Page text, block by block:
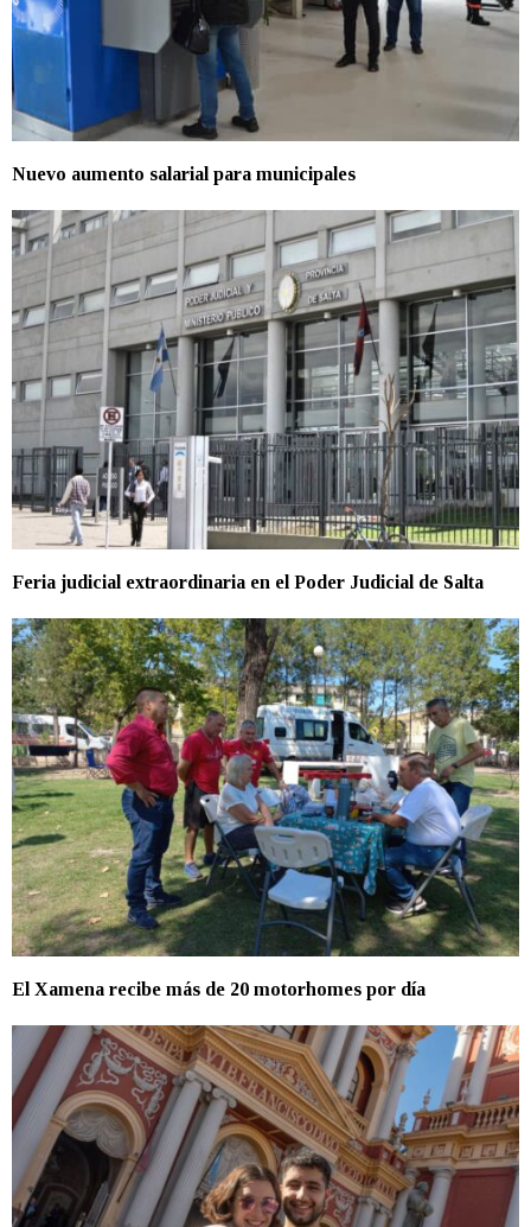
Nuevo aumento salarial para municipales
Feria judicial extraordinaria en el Poder Judicial de Salta
El Xamena recibe más de 20 motorhomes por día